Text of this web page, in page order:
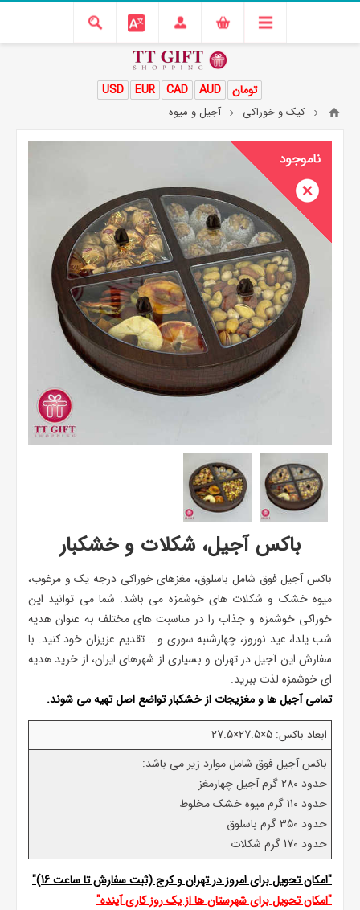
USD EUR CAD AUD تومان
کیک و خوراکی آجیل و میوه
باکس آجیل، شکلات و خشکبار
باکس آجیل فوق شامل باسلوق، مغزهای خوراکی درجه یک و مرغوب،
میوه خشک و شکلات های خوشمزه می باشد. شما می توانید این
خوراکی خوشمزه و جذاب را در مناسبت های مختلف به عنوان هدیه
شب یلدا، عید نوروز، چهارشنبه سوری و... تقدیم عزیزان خود کنید. با
سفارش این آجیل در تهران و بسیاری از شهرهای ایران، از خرید هدیه
ای خوشمزه لذت ببرید.
تمامی آجیل ها و مغزیجات از خشکبار تواضع اصل تهیه می شوند.
ابعاد باکس: 5×27.5×27.5
باکس آجیل فوق شامل موارد زیر می باشد:
حدود 280 گرم آجیل چهارمغز
حدود 110 گرم میوه خشک مخلوط
حدود 350 گرم باسلوق
حدود 170 گرم شکلات
"امکان تحویل برای امروز در تهران و کرج (ثبت سفارش تا ساعت 16)"
"امکان تحویل برای شهرستان ها از یک روز کاری آینده"